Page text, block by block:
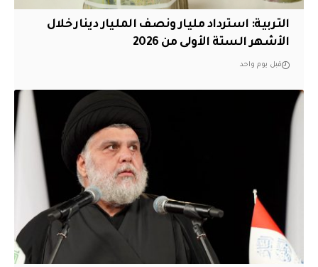
التربية: استرداد مليار ونصف المليار دينار خلال
الأشهر الستة الأولى من 2026
قبل يوم واحد